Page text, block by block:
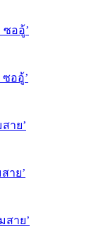
ซออู้’
ออู้’
าย’
าย’
สาย’